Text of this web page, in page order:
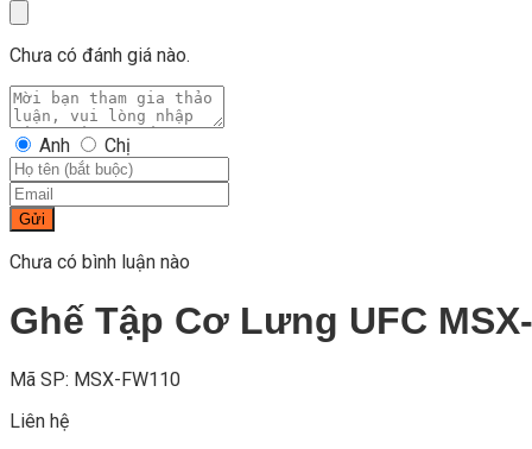
Chưa có đánh giá nào.
Anh Chị
Gửi
Chưa có bình luận nào
Ghế Tập Cơ Lưng UFC
Mã SP: MSX-FW110
Liên hệ